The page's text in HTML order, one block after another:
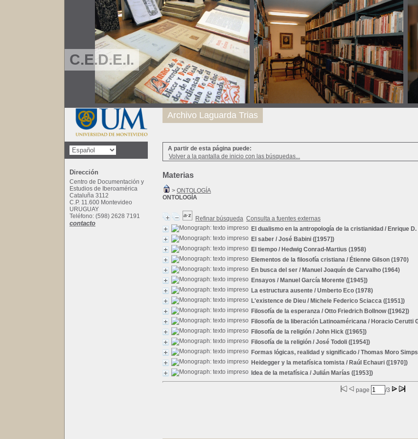
C.E.D.E.I.
A partir de esta página puede:
Volver a la pantalla de inicio con las búsquedas...
Materias
> ONTOLOGÍA
ONTOLOGÍA
Refinar búsqueda Consulta a fuentes externas
El dualismo en la antropología de la cristianidad / Enrique
El saber / José Babini ([1957])
El tiempo / Hedwig Conrad-Martius (1958)
Elementos de la filosofía cristiana / Étienne Gilson (1970)
En busca del ser / Manuel Joaquín de Carvalho (1964)
Ensayos / Manuel García Morente ([1945])
La estructura ausente / Umberto Eco (1978)
L'existence de Dieu / Michele Federico Sciacca ([1951])
Filosofía de la esperanza / Otto Friedrich Bollnow ([1962])
Filosofía de la liberación Latinoaméricana / Horacio Cerutti
Filosofía de la religión / John Hick ([1965])
Filosofía de la religión / José Todoli ([1954])
Formas lógicas, realidad y significado / Thomas Moro
Heidegger y la metafísica tomista / Raúl Echauri ([1970])
Idea de la metafísica / Julián Marías ([1953])
page /3
Archivo Laguarda Trias
Dirección
Centro de Documentación y
Estudios de Iberoamérica
Cataluña 3112
C.P. 11.600 Montevideo
URUGUAY
Teléfono: (598) 2628 7191
contacto